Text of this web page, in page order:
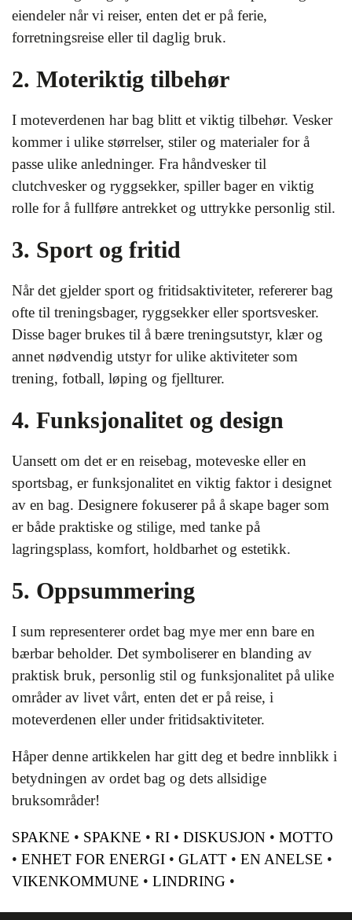
eiendeler når vi reiser, enten det er på ferie,
forretningsreise eller til daglig bruk.
2. Moteriktig tilbehør
I moteverdenen har bag blitt et viktig tilbehør. Vesker
kommer i ulike størrelser, stiler og materialer for å
passe ulike anledninger. Fra håndvesker til
clutchvesker og ryggsekker, spiller bager en viktig
rolle for å fullføre antrekket og uttrykke personlig stil.
3. Sport og fritid
Når det gjelder sport og fritidsaktiviteter, refererer bag
ofte til treningsbager, ryggsekker eller sportsvesker.
Disse bager brukes til å bære treningsutstyr, klær og
annet nødvendig utstyr for ulike aktiviteter som
trening, fotball, løping og fjellturer.
4. Funksjonalitet og design
Uansett om det er en reisebag, moteveske eller en
sportsbag, er funksjonalitet en viktig faktor i designet
av en bag. Designere fokuserer på å skape bager som
er både praktiske og stilige, med tanke på
lagringsplass, komfort, holdbarhet og estetikk.
5. Oppsummering
I sum representerer ordet bag mye mer enn bare en
bærbar beholder. Det symboliserer en blanding av
praktisk bruk, personlig stil og funksjonalitet på ulike
områder av livet vårt, enten det er på reise, i
moteverdenen eller under fritidsaktiviteter.
Håper denne artikkelen har gitt deg et bedre innblikk i
betydningen av ordet bag og dets allsidige
bruksområder!
SPAKNE • SPAKNE • RI • DISKUSJON • MOTTO
• ENHET FOR ENERGI • GLATT • EN ANELSE •
VIKENKOMMUNE • LINDRING •